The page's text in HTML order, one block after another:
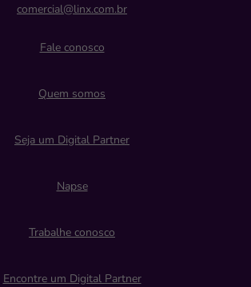
comercial@linx.com.br
Fale conosco
Quem somos
Seja um Digital Partner
Napse
Trabalhe conosco
Encontre um Digital Partner